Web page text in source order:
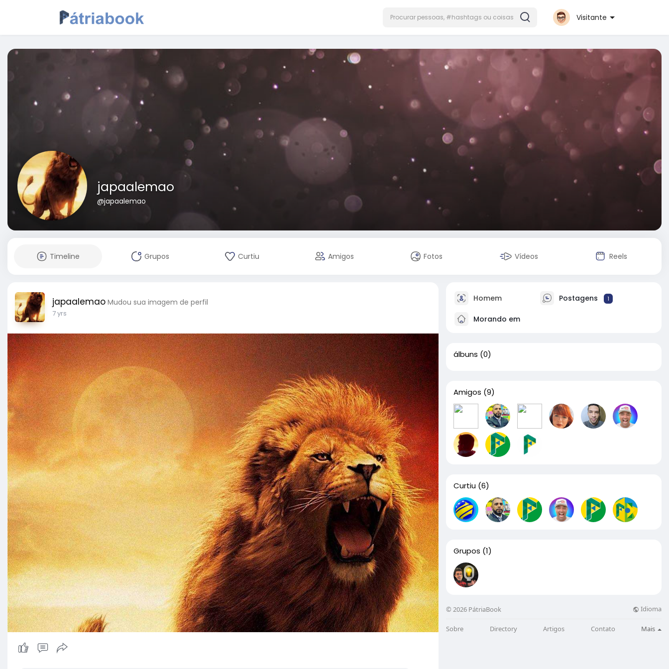
Visitante
japaalemao
@japaalemao
Timeline Grupos Curtiu Amigos Fotos Vídeos Reels
japaalemao Mudou sua imagem de perfil
7 yrs
Homem Postagens 1
Morando em
álbuns (0)
Amigos (9)
Curtiu (6)
Grupos (1)
© 2026 PátriaBook Idioma
Sobre Directory Artigos Contato Mais